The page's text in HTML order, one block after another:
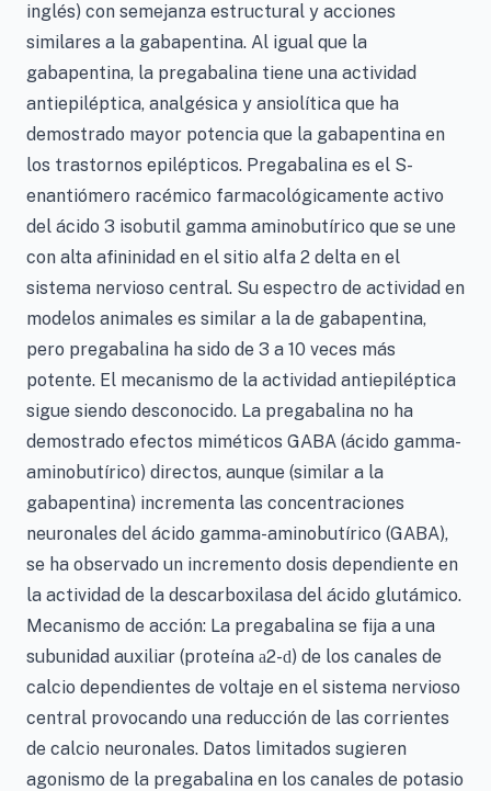
inglés) con semejanza estructural y acciones
similares a la gabapentina. Al igual que la
gabapentina, la pregabalina tiene una actividad
antiepiléptica, analgésica y ansiolítica que ha
demostrado mayor potencia que la gabapentina en
los trastornos epilépticos. Pregabalina es el S-
enantiómero racémico farmacológicamente activo
del ácido 3 isobutil gamma aminobutírico que se une
con alta afininidad en el sitio alfa 2 delta en el
sistema nervioso central. Su espectro de actividad en
modelos animales es similar a la de gabapentina,
pero pregabalina ha sido de 3 a 10 veces más
potente. El mecanismo de la actividad antiepiléptica
sigue siendo desconocido. La pregabalina no ha
demostrado efectos miméticos GABA (ácido gamma-
aminobutírico) directos, aunque (similar a la
gabapentina) incrementa las concentraciones
neuronales del ácido gamma-aminobutírico (GABA),
se ha observado un incremento dosis dependiente en
la actividad de la descarboxilasa del ácido glutámico.
Mecanismo de acción: La pregabalina se fija a una
subunidad auxiliar (proteína a2-d) de los canales de
calcio dependientes de voltaje en el sistema nervioso
central provocando una reducción de las corrientes
de calcio neuronales. Datos limitados sugieren
agonismo de la pregabalina en los canales de potasio